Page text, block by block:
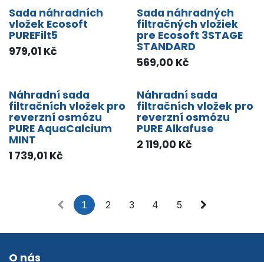
Sada náhradních
vložek Ecosoft
PUREFilt5
979,01 Kč
Sada náhradných
filtračných vložiek
pre Ecosoft 3STAGE
STANDARD
569,00 Kč
Náhradní sada
filtračních vložek pro
reverzní osmózu
PURE AquaCalcium
MINT
1 739,01 Kč
Náhradní sada
filtračních vložek pro
reverzní osmózu
PURE Alkafuse
2 119,00 Kč
1 2 3 4 5
O nás